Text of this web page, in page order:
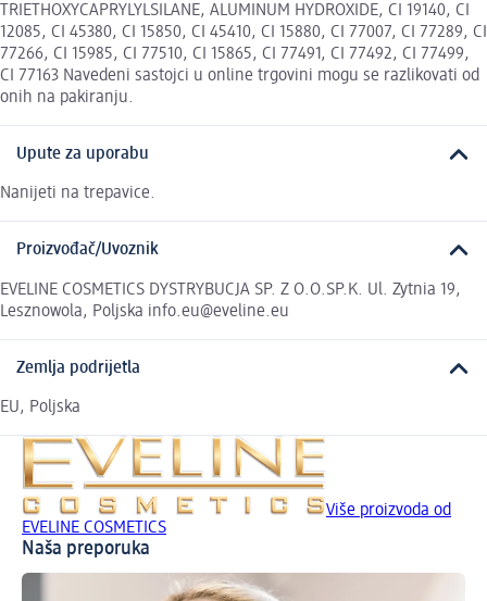
TRIETHOXYCAPRYLYLSILANE, ALUMINUM HYDROXIDE, CI 19140, CI
12085, CI 45380, CI 15850, CI 45410, CI 15880, CI 77007, CI 77289, CI
77266, CI 15985, CI 77510, CI 15865, CI 77491, CI 77492, CI 77499,
CI 77163 Navedeni sastojci u online trgovini mogu se razlikovati od
onih na pakiranju.
Upute za uporabu
Nanijeti na trepavice.
Proizvođač/Uvoznik
EVELINE COSMETICS DYSTRYBUCJA SP. Z O.O.SP.K. Ul. Zytnia 19,
Lesznowola, Poljska info.eu@eveline.eu
Zemlja podrijetla
EU, Poljska
Više proizvoda od
EVELINE COSMETICS
Naša preporuka